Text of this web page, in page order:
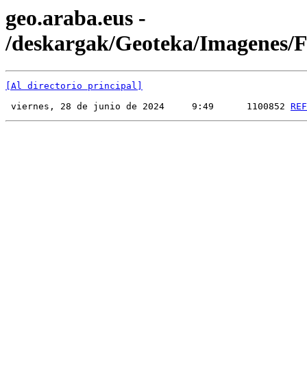
geo.araba.eus -
/deskargak/Geoteka/Imagenes/
[Al directorio principal]
viernes, 28 de junio de 2024     9:49      1100852